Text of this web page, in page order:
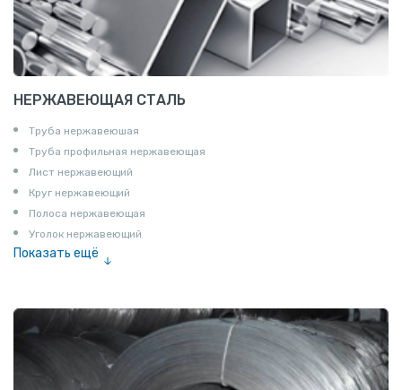
НЕРЖАВЕЮЩАЯ СТАЛЬ
Труба нержавеюшая
Труба профильная нержавеющая
Лист нержавеющий
Круг нержавеющий
Полоса нержавеющая
Уголок нержавеющий
Показать ещё